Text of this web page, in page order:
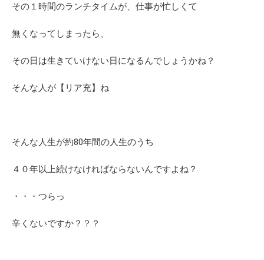
その１時間のランチタイムが、仕事が忙しくて
無くなってしまったら、
その日は生きていけない日になるんでしょうかね？
そんな人が【リア充】ね
そんな人生が約80年間の人生のうち
４０年以上続けなければならないんですよね？
・・・つらっ
辛くないですか？？？